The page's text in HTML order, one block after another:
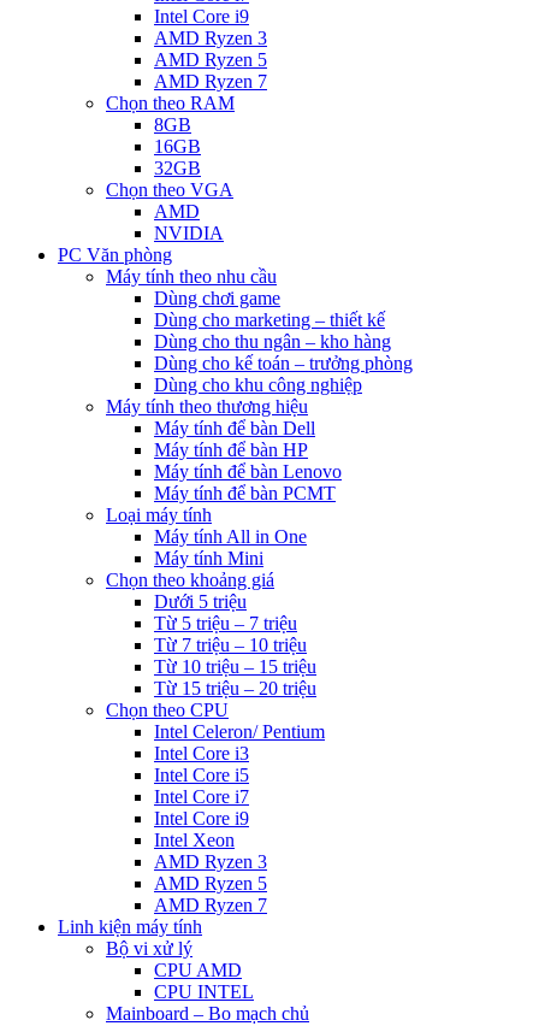
Intel Core i9
AMD Ryzen 3
AMD Ryzen 5
AMD Ryzen 7
Chọn theo RAM
8GB
16GB
32GB
Chọn theo VGA
AMD
NVIDIA
PC Văn phòng
Máy tính theo nhu cầu
Dùng chơi game
Dùng cho marketing – thiết kế
Dùng cho thu ngân – kho hàng
Dùng cho kế toán – trưởng phòng
Dùng cho khu công nghiệp
Máy tính theo thương hiệu
Máy tính để bàn Dell
Máy tính để bàn HP
Máy tính để bàn Lenovo
Máy tính để bàn PCMT
Loại máy tính
Máy tính All in One
Máy tính Mini
Chọn theo khoảng giá
Dưới 5 triệu
Từ 5 triệu – 7 triệu
Từ 7 triệu – 10 triệu
Từ 10 triệu – 15 triệu
Từ 15 triệu – 20 triệu
Chọn theo CPU
Intel Celeron/ Pentium
Intel Core i3
Intel Core i5
Intel Core i7
Intel Core i9
Intel Xeon
AMD Ryzen 3
AMD Ryzen 5
AMD Ryzen 7
Linh kiện máy tính
Bộ vi xử lý
CPU AMD
CPU INTEL
Mainboard – Bo mạch chủ